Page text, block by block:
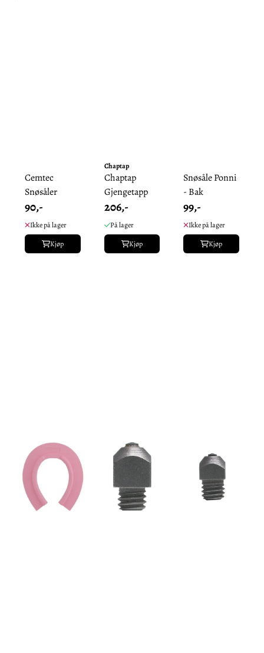
Cemtec
Snøsåler
90,-
Ikke på lager
Kjøp
Chaptap
Chaptap
Gjengetapp
206,-
På lager
Kjøp
Snøsåle Ponni
- Bak
99,-
Ikke på lager
Kjøp